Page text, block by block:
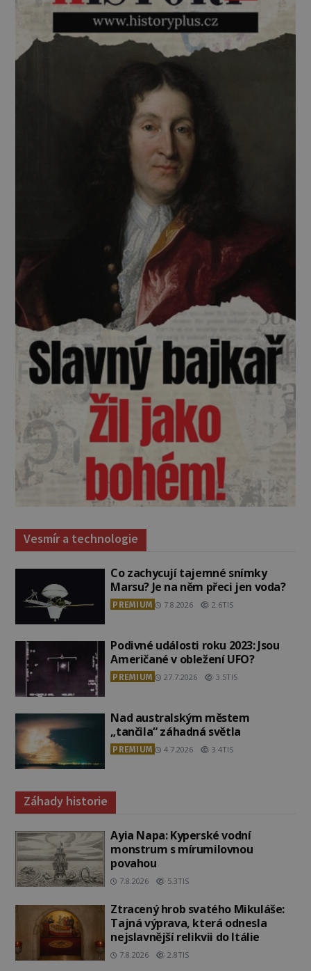
Vesmír a technologie
Co zachycují tajemné snímky
Marsu? Je na něm přeci jen voda?
PREMIUM 7.8.2026 2.6TIS
Podivné události roku 2023: Jsou
Američané v obležení UFO?
PREMIUM 27.7.2026 3.5TIS
Nad australským městem
„tančila“ záhadná světla
PREMIUM 4.7.2026 3.4TIS
Záhady historie
Ayia Napa: Kyperské vodní
monstrum s mírumilovnou
povahou
7.8.2026 5.3TIS
Ztracený hrob svatého Mikuláše:
Tajná výprava, která odnesla
nejslavnější relikvii do Itálie
7.8.2026 2.8TIS